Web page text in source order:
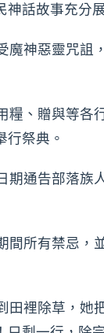
話故事充分
神惡靈咒詛
、贈與等各
祭典。
通告部落族
所有禁忌，
裡除草，她